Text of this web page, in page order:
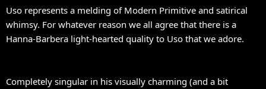
Uso represents a melding of Modern Primitive and satirical
whimsy. For whatever reason we all agree that there is a
Hanna-Barbera light-hearted quality to Uso that we adore.
Completely singular in his visually charming (and a bit